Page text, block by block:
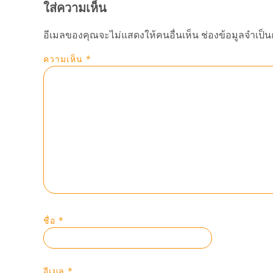
ใส่ความเห็น
อีเมลของคุณจะไม่แสดงให้คนอื่นเห็น ช่องข้อมูลจำเป็
ความเห็น *
ชื่อ *